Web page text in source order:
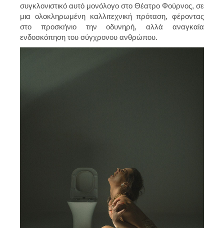
συγκλονιστικό αυτό μονόλογο στο Θέατρο Φούρνος, σε
μια ολοκληρωμένη καλλιτεχνική πρόταση, φέροντας
στο προσκήνιο την οδυνηρή, αλλά αναγκαία
ενδοσκόπηση του σύγχρονου ανθρώπου.